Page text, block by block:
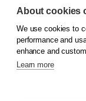
© 2026Koninklijke
About cookies
We use cookies to
performance and
enhance and
Learn more